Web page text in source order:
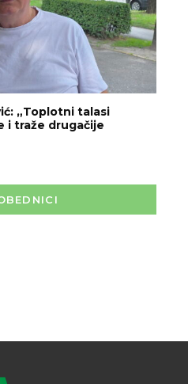
„Toplotni talasi
i traže drugačije